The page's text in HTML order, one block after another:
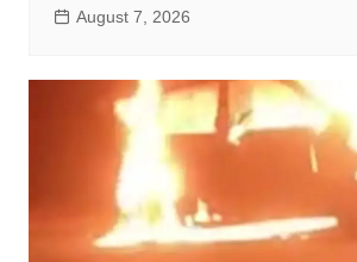
August 7, 2026